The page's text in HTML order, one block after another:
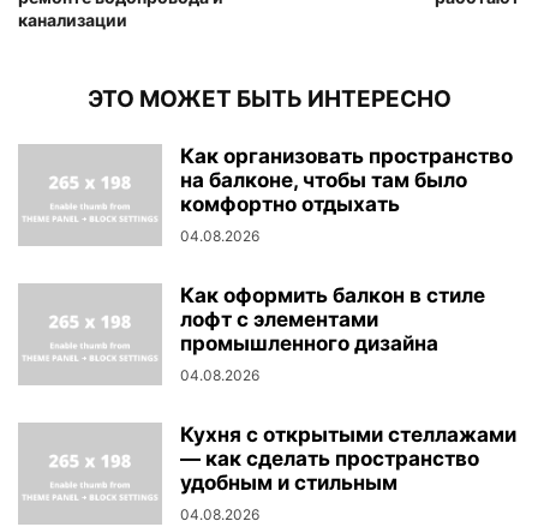
канализации
ЭТО МОЖЕТ БЫТЬ ИНТЕРЕСНО
Как организовать пространство
на балконе, чтобы там было
комфортно отдыхать
04.08.2026
Как оформить балкон в стиле
лофт с элементами
промышленного дизайна
04.08.2026
Кухня с открытыми стеллажами
— как сделать пространство
удобным и стильным
04.08.2026